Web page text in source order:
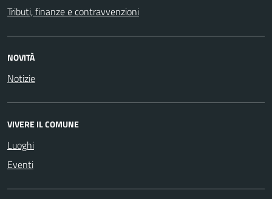
Tributi, finanze e contravvenzioni
NOVITÀ
Notizie
VIVERE IL COMUNE
Luoghi
Eventi